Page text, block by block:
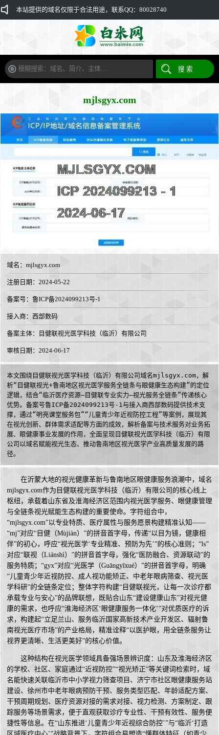
本站提供的域名仅限于合法用途，联系QQ：80028740
mjlsgyx.com
域名： mjlsgyx.com
注册日期：2024-05-22
备案号：鲁ICP备2024099213号-1
接入商： 西部数码
备案主体：目健联视光医学科技（临沂）有限公司
审核日期：2024-06-17
本文围绕目健联视光医学科技（临沂）有限公司域名mjlsgyx.com，解
析“目健联视光+鲁南地区视光医学服务全链条与眼健康生态构建”的定位
逻辑，结合“临沂医疗资源—目健联专业实力—视光服务全链条”传递核心
优势。备案号鲁ICP备2024099213号-1与接入商西部数码提供技术支
撑，通过“明亮课堂服务包”“儿童青少年近视防控工程”等案例，展现其
在视光创新、群体需求适配等方面的成效，解析备案与技术服务对业务拓
展、眼健康事业发展的作用，全面呈现目健联视光医学科技（临沂）有限
公司以域名赋能视光生态、推动鲁南地区视光医学产业高质量发展的路
径。
在沂蒙大地的视光健康革新与鲁南地区眼健康服务浪潮中，域名
mjlsgyx.com作为目健联视光医学科技（临沂）有限公司的核心线上
枢纽，承载着山东省及淮海经济区范围内视光医学服务、眼健康管理
与全链条视光赋能生态构建的重要使命。字符组合中，
“mjlsgyx.com”以专业特质、医疗属性与服务愿景构建精准认知——
“mj”对应“目健（Mùjiàn）”的拼音首字母，传递“以目为镜，健康相
伴”的初心，呼应“视光医学‘专业精准、预防为先’”的核心准则；“ls”
对应“联视（Liánshì）”的拼音首字母，强化“医防融合、资源联动”的
服务特质；“gyx”对应“光医学（Guāngyīxué）”的拼音首字母，明确
“儿童青少年近视防控、成人视功能矫正、中老年眼病筛查、视光医
学科研”的全链条定位；整体字符构建“目健联视光，让每一次诊疗都
承载专业与安心”的品牌联想，既贴合山东“建设健康山东”对视光健
康的需求，也呼应“淮海经济区‘眼健康服务一体化’”对优质医疗的诉
求，构建起“立足兰山、服务临沂国家高新技术产业开发区、辐射鲁
南视光医疗市场”的产业格局，精准诠释“以医护眼，用全链条服务让
视界更清晰、生活更美好”的核心价值。
这种结构在视光医学领域具备强场景辨识度：山东及淮海经济区
的学校、社区、家庭通过“近视防控”“视光矫正”等关键词检索时，域
名能快速关联临沂市中小学视力筛查项目、济宁市社区眼健康服务站
建设、徐州市中老年眼病预防干预、服务类型匹配、年龄适配方案、
干预周期规划、医疗资源对接的需求对接、视力检测、方案制定、跟
踪服务等场景需求，便于直观获取诊疗专业性、干预有效性、服务便
捷性等信息。在“山东推进‘儿童青少年近视综合防控’”与“临沂‘打造